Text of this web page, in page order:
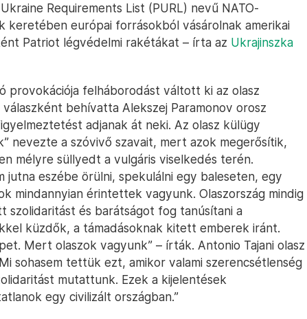
Requirements List (PURL) nevű NATO-
keretében európai forrásokból vásárolnak amerikai
Patriot légvédelmi rakétákat – írta az Ukrajinszka
provokációja felháborodást váltott ki az olasz
behívatta Alekszej Paramonov orosz
adjanak át neki. Az olasz külügy
nevezte a szóvivő szavait, mert azok megerősítik,
mélyre süllyedt a vulgáris viselkedés terén.
jutna eszébe örülni, spekulálni egy baleseten, egy
mindannyian érintettek vagyunk. Olaszország mindig
szolidaritást és barátságot fog tanúsítani a
küzdők, a támadásoknak kitett emberek iránt.
Mert olaszok vagyunk” – írták. Antonio Tajani olasz
sohasem tettük ezt, amikor valami szerencsétlenség
mutattunk. Ezek a kijelentések
egy civilizált országban.”